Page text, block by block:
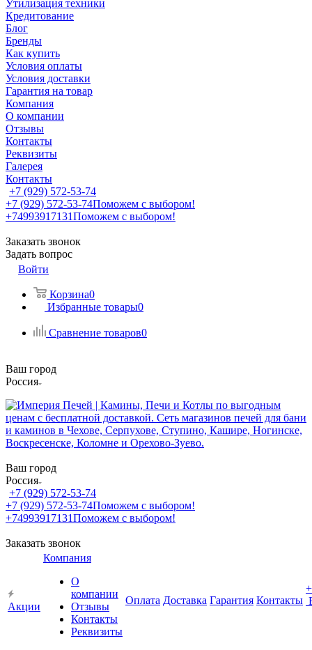
Утилизация техники
Кредитование
Блог
Бренды
Как купить
Условия оплаты
Условия доставки
Гарантия на товар
Компания
О компании
Отзывы
Контакты
Реквизиты
Галерея
Контакты
+7 (929) 572-53-74
+7 (929) 572-53-74Поможем с выбором!
+74993917131Поможем с выбором!
Заказать звонок
Задать вопрос
Войти
Корзина0
Избранные товары0
Сравнение товаров0
Ваш город
Россия
Ваш город
Россия
+7 (929) 572-53-74
+7 (929) 572-53-74Поможем с выбором!
+74993917131Поможем с выбором!
Заказать звонок
Акции
Компания
О
компании
Отзывы
Контакты
Реквизиты
Оплата Доставка Гарантия Контакты
+